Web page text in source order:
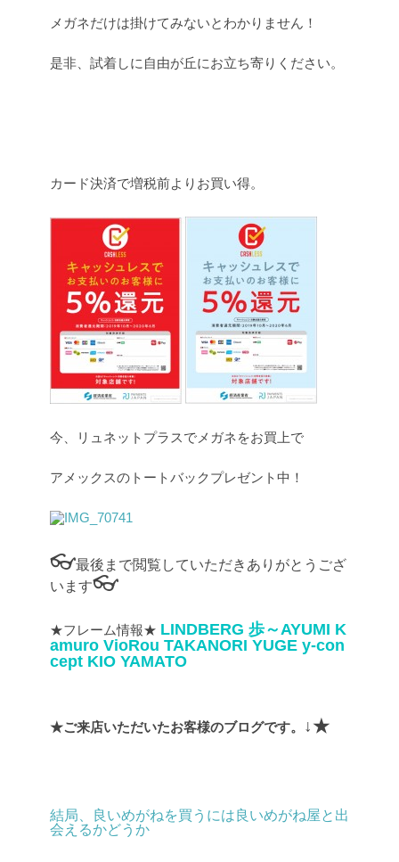
メガネだけは掛けてみないとわかりません！
是非、試着しに自由が丘にお立ち寄りください。
カード決済で増税前よりお買い得。
今、リュネットプラスでメガネをお買上で
アメックスのトートバックプレゼント中！
👓最後まで閲覧していただきありがとうござ
います👓
★フレーム情報★ LINDBERG 歩～AYUMI K
amuro VioRou TAKANORI YUGE y-con
cept KIO YAMATO
★ご来店いただいたお客様のブログです。 ↓★
結局、良いめがねを買うには良いめがね屋と出
会えるかどうか